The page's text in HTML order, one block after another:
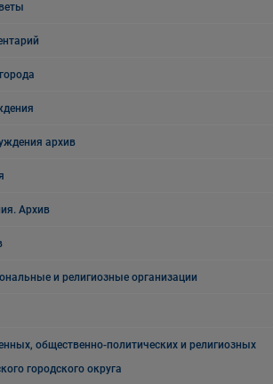
архив
Архив
и религиозные организации
общественно-политических и религиозных
городского округа